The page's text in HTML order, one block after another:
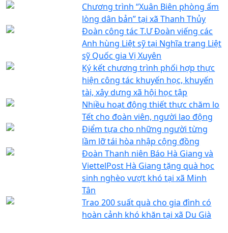
Chương trình “Xuân Biên phòng ấm
lòng dân bản” tại xã Thanh Thủy
Đoàn công tác T.Ư Đoàn viếng các
Anh hùng Liệt sỹ tại Nghĩa trang Liệt
sỹ Quốc gia Vị Xuyên
Ký kết chương trình phối hợp thực
hiện công tác khuyến học, khuyến
tài, xây dựng xã hội học tập
Nhiều hoạt động thiết thực chăm lo
Tết cho đoàn viên, người lao động
Điểm tựa cho những người từng
lầm lỡ tái hòa nhập cộng đồng
Đoàn Thanh niên Báo Hà Giang và
ViettelPost Hà Giang tặng quà học
sinh nghèo vượt khó tại xã Minh
Tân
Trao 200 suất quà cho gia đình có
hoàn cảnh khó khăn tại xã Du Già